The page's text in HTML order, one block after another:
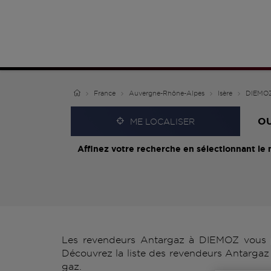
France Auvergne-Rhône-Alpes Isère
ME LOCALISER
Affinez votre recherche en sélectionnant le
Les revendeurs Antargaz à DIEMOZ
Découvrez la liste des revendeurs
gaz.